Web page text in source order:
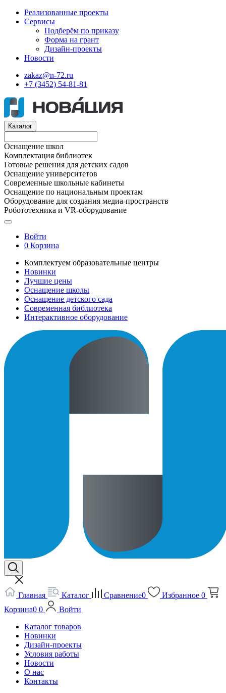
Реализованные проекты
Сервисы
Подберём по приказу
Форма на грант
Дизайн-проекты
Новости
zakaz@n-72.ru
+7 (3452) 54-81-81
Каталог
Оснащение школ
Комплектация библиотек
Готовые решения для детских садов
Оснащение университетов
Современные школьные кабинеты
Оснащение по национальным проектам
Оборудование для создания медиа-пространств
Робототехника и VR-оборудование
Войти
0 Корзина
Комплектуем образовательные центры
Новинки
Лучшие цены
Оснащение школы
Оснащение детского сада
Современная библиотека
Интерактивное оборудование
Главная Каталог Сравнение0 Избранное 0
Корзина0 0
Войти
Каталог товаров
Новинки
Дизайн-проекты
Условия работы
Новости
О нас
Контакты